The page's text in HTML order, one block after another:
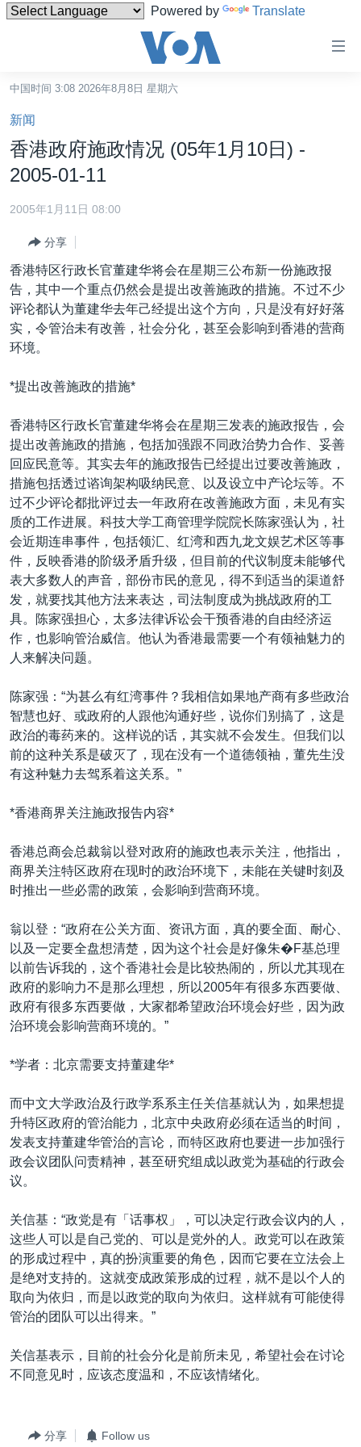
Powered by Translate
碍
链
接
转
内
转
到
导
航
跳
索
国际
最新国际新闻
印太
中东
非洲
美洲
全球议题
分类新闻
经济·金融·贸易
人权·法律·宗教
军事
劳工
环境
美中关系
热点专题
国会报道
美中关系
美国建国250周年
埃博拉疫情
美国之音专访
重要讲话与声明
台海两岸关系
南中国海争端
关注西藏
关注新疆
GEN Z 看美国
VOA今日焦点
中文广播
关注我们
其他语言网站
中国时间 3:08 2026年8月8日 星期六
新闻
香港政府施政情况 (05年1月10日) -
2005-01-11
2005年1月11日 08:00
分享
香港特区行政长官董建华将会在星期三公布新一份施政报
告，其中一个重点仍然会是提出改善施政的措施。不过不少
评论都认为董建华去年己经提出这个方向，只是没有好好落
实，令管治未有改善，社会分化，甚至会影响到香港的营商
环境。
*提出改善施政的措施*
香港特区行政长官董建华将会在星期三发表的施政报告，会
提出改善施政的措施，包括加强跟不同政治势力合作、妥善
回应民意等。其实去年的施政报告已经提出过要改善施政，
措施包括透过谘询架构吸纳民意、以及设立中产论坛等。不
过不少评论都批评过去一年政府在改善施政方面，未见有实
质的工作进展。科技大学工商管理学院院长陈家强认为，社
会近期连串事件，包括领汇、红湾和西九龙文娱艺术区等事
件，反映香港的阶级矛盾升级，但目前的代议制度未能够代
表大多数人的声音，部份市民的意见，得不到适当的渠道舒
发，就要找其他方法来表达，司法制度成为挑战政府的工
具。陈家强担心，太多法律诉讼会干预香港的自由经济运
作，也影响管治威信。他认为香港最需要一个有领袖魅力的
人来解决问题。
陈家强：“为甚么有红湾事件？我相信如果地产商有多些政治
智慧也好、或政府的人跟他沟通好些，说你们别搞了，这是
政治的毒药来的。这样说的话，其实就不会发生。但我们以
前的这种关系是破灭了，现在没有一个道德领袖，董先生没
有这种魅力去驾系着这关系。”
*香港商界关注施政报告内容*
香港总商会总裁翁以登对政府的施政也表示关注，他指出，
商界关注特区政府在现时的政治环境下，未能在关键时刻及
时推出一些必需的政策，会影响到营商环境。
翁以登：“政府在公关方面、资讯方面，真的要全面、耐心、
以及一定要全盘想清楚，因为这个社会是好像朱�F基总理
以前告诉我的，这个香港社会是比较热闹的，所以尤其现在
政府的影响力不是那么理想，所以2005年有很多东西要做、
政府有很多东西要做，大家都希望政治环境会好些，因为政
治环境会影响营商环境的。”
*学者：北京需要支持董建华*
而中文大学政治及行政学系系主任关信基就认为，如果想提
升特区政府的管治能力，北京中央政府必须在适当的时间，
发表支持董建华管治的言论，而特区政府也要进一步加强行
政会议团队问责精神，甚至研究组成以政党为基础的行政会
议。
关信基：“政党是有「话事权」，可以决定行政会议内的人，
这些人可以是自己党的、可以是党外的人。政党可以在政策
的形成过程中，真的扮演重要的角色，因而它要在立法会上
是绝对支持的。这就变成政策形成的过程，就不是以个人的
取向为依归，而是以政党的取向为依归。这样就有可能使得
管治的团队可以出得来。”
关信基表示，目前的社会分化是前所未见，希望社会在讨论
不同意见时，应该态度温和，不应该情绪化。
分享 Follow us